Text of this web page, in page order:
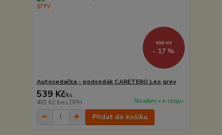
650 Kč
- 17 %
Autosedačka - podsedák CARETERO Leo grey
539 Kč/ks
481 Kč bez DPH Skladem v e-shopu
Přidat do košíku